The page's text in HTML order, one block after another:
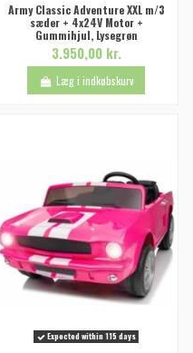
Army Classic Adventure XXL m/3
sæder + 4x24V Motor +
Gummihjul, Lysegrøn
3.950,00 kr.
Læg i indkøbskurv
Expected within 115 days